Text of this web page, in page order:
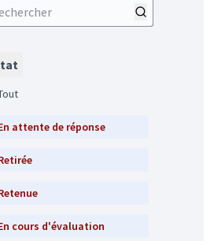
Tout
En attente de réponse
Retirée
Retenue
En cours d'évaluation